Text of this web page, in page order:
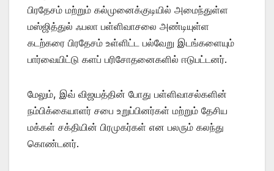
பிரதேசம் மற்றும் கல்முனைக்குடியில் அமைந்துள்ள
மஸ்ஜித்துல் ஃபலா பள்ளிவாசலை அண்டியுள்ள
கடற்கரை பிரதேசம் உள்ளிட்ட பல்வேறு இடங்களையும்
பார்வையிட்டு களப் பரிசோதனைகளில் ஈடுபட்டனர்.
மேலும், இவ் விஜயத்தின் போது பள்ளிவாசல்களின்
நம்பிக்கையாளர் சபை உறுப்பினர்கள் மற்றும் தேசிய
மக்கள் சக்தியின் பிரமுகர்கள் என பலரும் கலந்து
கொண்டனர்.